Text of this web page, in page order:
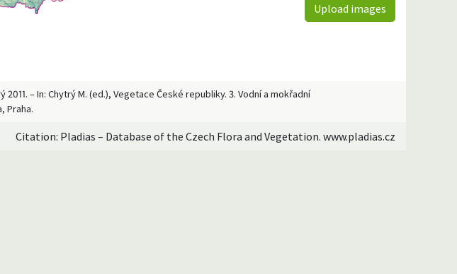
Upload images
– In: Chytrý M. (ed.), Vegetace České republiky. 3. Vodní a mokřadní
Praha.
Citation: Pladias – Database of the Czech Flora and Vegetation. www.pladias.cz